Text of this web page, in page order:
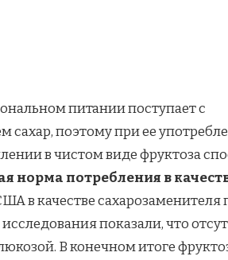
питании поступает с
сахар, поэтому при ее
в чистом виде фруктоза
норма потребления в
в качестве сахарозаменителя
показали, что
В конечном итоге